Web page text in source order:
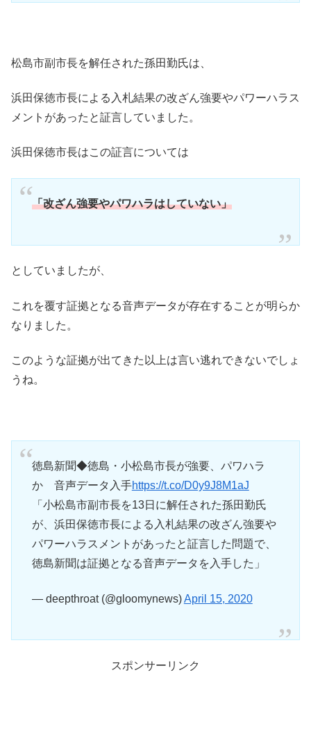
松島市副市長を解任された孫田勤氏は、
浜田保徳市長による入札結果の改ざん強要やパワーハラス
メントがあったと証言していました。
浜田保徳市長はこの証言については
「改ざん強要やパワハラはしていない」
としていましたが、
これを覆す証拠となる音声データが存在することが明らか
なりました。
このような証拠が出てきた以上は言い逃れできないでしょ
うね。
徳島新聞◆徳島・小松島市長が強要、パワハラ
か 音声データ入手https://t.co/D0y9J8M1aJ
「小松島市副市長を13日に解任された孫田勤氏
が、浜田保徳市長による入札結果の改ざん強要や
パワーハラスメントがあったと証言した問題で、
徳島新聞は証拠となる音声データを入手した」
— deepthroat (@gloomynews)April 15, 2020
スポンサーリンク